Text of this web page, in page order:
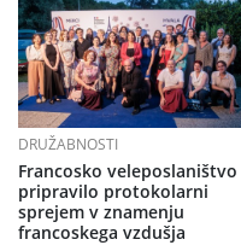
DRUŽABNOSTI
Francosko veleposlaništvo
pripravilo protokolarni
sprejem v znamenju
francoskega vzdušja